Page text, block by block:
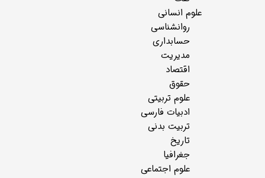
علوم انسانی
روانشناسی
حسابداری
مدیریت
اقتصاد
حقوق
علوم تربیتی
ادبیات فارسی
تربیت بدنی
تاریخ
جغرافیا
علوم اجتماعی